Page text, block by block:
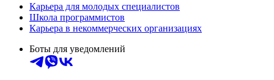
Карьера для молодых специалистов
Школа программистов
Карьера в некоммерческих организациях
Боты для уведомлений